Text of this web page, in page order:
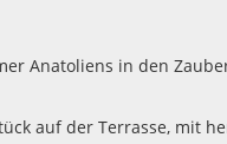
Anatoliens in den
auf der Terrasse, mit